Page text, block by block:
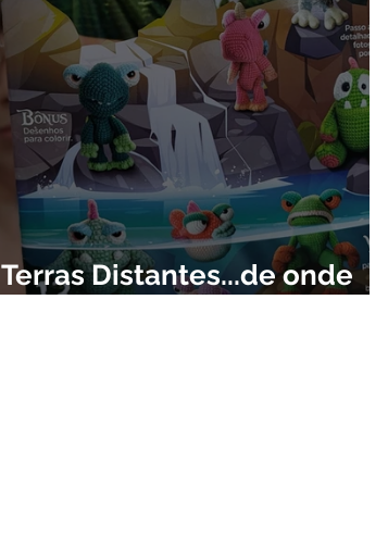
Terras Distantes...de onde